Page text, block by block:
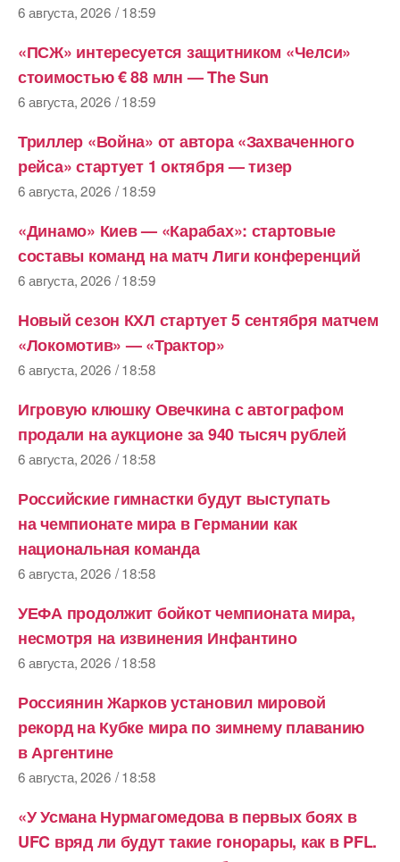
6 августа, 2026 / 18:59
«ПСЖ» интересуется защитником «Челси»
стоимостью € 88 млн — The Sun
6 августа, 2026 / 18:59
Триллер «Война» от автора «Захваченного
рейса» стартует 1 октября — тизер
6 августа, 2026 / 18:59
«Динамо» Киев — «Карабах»: стартовые
составы команд на матч Лиги конференций
6 августа, 2026 / 18:59
Новый сезон КХЛ стартует 5 сентября матчем
«Локомотив» — «Трактор»
6 августа, 2026 / 18:58
Игровую клюшку Овечкина с автографом
продали на аукционе за 940 тысяч рублей
6 августа, 2026 / 18:58
Российские гимнастки будут выступать
на чемпионате мира в Германии как
национальная команда
6 августа, 2026 / 18:58
УЕФА продолжит бойкот чемпионата мира,
несмотря на извинения Инфантино
6 августа, 2026 / 18:58
Россиянин Жарков установил мировой
рекорд на Кубке мира по зимнему плаванию
в Аргентине
6 августа, 2026 / 18:58
«У Усмана Нурмагомедова в первых боях в
UFC вряд ли будут такие гонорары, как в PFL.